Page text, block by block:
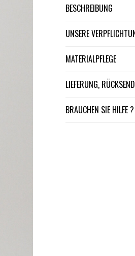
BESCHREIBUNG
UNSERE
MATERIALPFLEGE
LIEFERUNG,
BRAUCHEN SIE HILFE ?